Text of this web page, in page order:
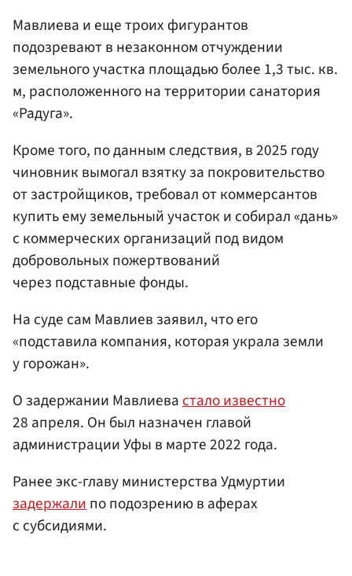
Мавлиева и еще троих фигурантов
подозревают в незаконном отчуждении
земельного участка площадью более 1,3 тыс. кв.
м, расположенного на территории санатория
«Радуга».
Кроме того, по данным следствия, в 2025 году
чиновник вымогал взятку за покровительство
от застройщиков, требовал от коммерсантов
купить ему земельный участок и собирал «дань»
с коммерческих организаций под видом
добровольных пожертвований
через подставные фонды.
На суде сам Мавлиев заявил, что его
«подставила компания, которая украла земли
у горожан».
О задержании Мавлиевастало известно
28 апреля. Он был назначен главой
администрации Уфы в марте 2022 года.
Ранее экс-главу министерства Удмуртии
задержалипо подозрению в аферах
с субсидиями.